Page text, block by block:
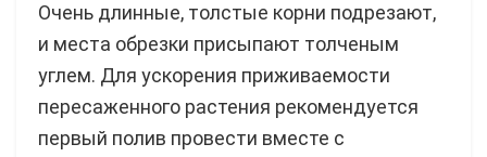
Очень длинные, толстые корни подрезают,
и места обрезки присыпают толченым
углем. Для ускорения приживаемости
пересаженного растения рекомендуется
первый полив провести вместе с